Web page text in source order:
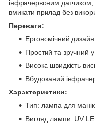
інфрачервоним
вмикати прилад без
Переваги:
Ергономічний дизайн.
Простий та зручний
Висока швидкість
Вбудований
Характеристики:
Тип: лампа для
Вигляд лампи: UV